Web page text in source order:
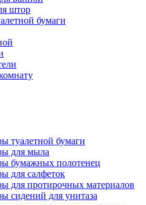
штор
бумаги
туалетной бумаги
для мыла
бумажных полотенец
для салфеток
для протирочных материалов
сидений для унитаза